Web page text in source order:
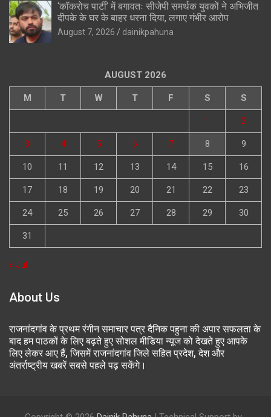
‘कॉकरोच पार्टी’ में बगावतः सीजेपी समर्थक युवकों ने अभिजीत
दीपके के घर के बाहर धरना दिया, लगाए गंभीर आरोप
August 7, 2026 dainikpahuna
AUGUST 2026
M T W T F S S
1 2
3 4 5 6 7 8 9
10 11 12 13 14 15 16
17 18 19 20 21 22 23
24 25 26 27 28 29 30
31
« Jul
About Us
राजनांदगांव के प्रथम रंगीन समाचार पत्र दैनिक पहुना की अपार सफलता के
बाद हम पाठकों के लिए बढ़ते हुए सोशल मीडिया न्यूज को देखते हुए आपके
लिए लेकर आए हैं, जिसमें राजनांदगांव जिले सहित प्रदेश, देश और
अंतर्राष्ट्रीय खबरें सबसे पहले पढ़ सकेंगे।